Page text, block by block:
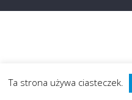
Ta strona używa ciasteczek.